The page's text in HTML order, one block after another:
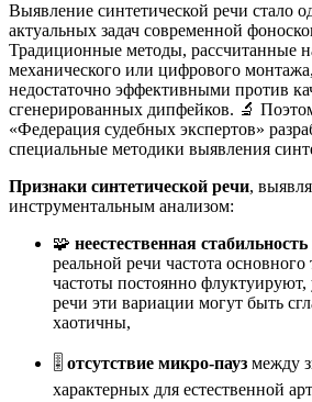
Выявление синтетической речи стало
актуальных задач современной
Традиционные методы, рассчитанные
механического или цифрового
недостаточно эффективными против
сгенерированных дипфейков. 🔬
«Федерация судебных экспертов»
специальные методики выявления
Признаки синтетической речи,
инструментальным анализом:
🧩 неестественная
реальной речи частота
частоты постоянно флуктуируют,
речи эти вариации могут быть
хаотичны,
🎚️ отсутствие микро-пауз между
характерных для естественной